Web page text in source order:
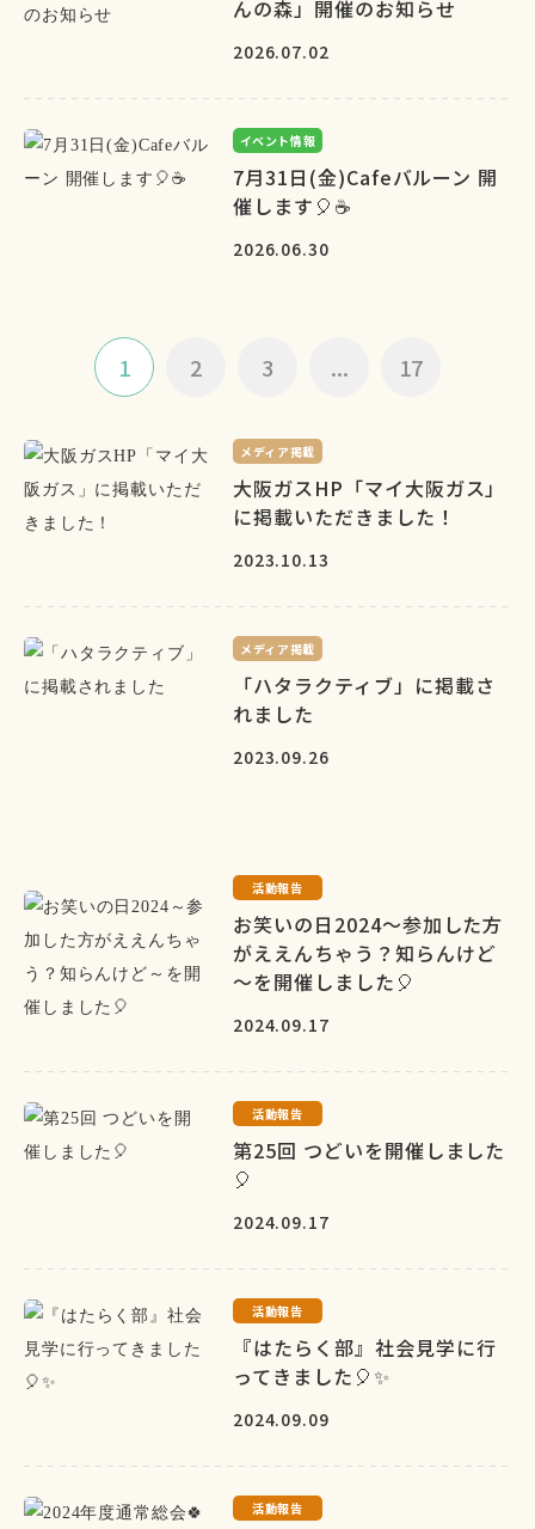
んの森」開催のお知らせ
2026.07.02
イベント情報
7月31日(金)Cafeバルーン 開
催します🎈☕
2026.06.30
1 2 3 ... 17
メディア掲載
大阪ガスHP「マイ大阪ガス」
に掲載いただきました！
2023.10.13
メディア掲載
「ハタラクティブ」に掲載さ
れました
2023.09.26
活動報告
お笑いの日2024～参加した方
がええんちゃう？知らんけど
～を開催しました🎈
2024.09.17
活動報告
第25回 つどいを開催しました
🎈
2024.09.17
活動報告
『はたらく部』社会見学に行
ってきました🎈✨
2024.09.09
活動報告